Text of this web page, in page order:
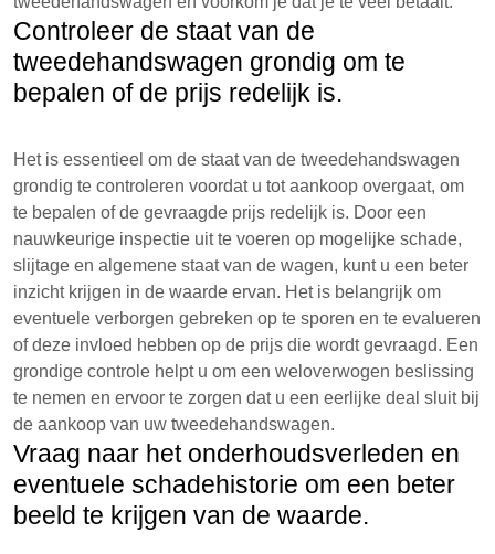
Controleer de staat van de
tweedehandswagen grondig om te
bepalen of de prijs redelijk is.
Het is essentieel om de staat van de tweedehandswagen
grondig te controleren voordat u tot aankoop overgaat, om
te bepalen of de gevraagde prijs redelijk is. Door een
nauwkeurige inspectie uit te voeren op mogelijke schade,
slijtage en algemene staat van de wagen, kunt u een beter
inzicht krijgen in de waarde ervan. Het is belangrijk om
eventuele verborgen gebreken op te sporen en te evalueren
of deze invloed hebben op de prijs die wordt gevraagd. Een
grondige controle helpt u om een weloverwogen beslissing
te nemen en ervoor te zorgen dat u een eerlijke deal sluit bij
de aankoop van uw tweedehandswagen.
Vraag naar het onderhoudsverleden en
eventuele schadehistorie om een beter
beeld te krijgen van de waarde.